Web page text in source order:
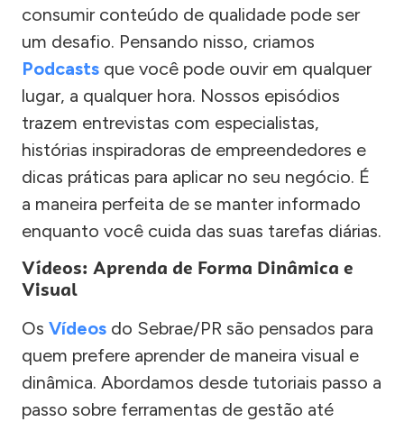
consumir conteúdo de qualidade pode ser
um desafio. Pensando nisso, criamos
Podcasts que você pode ouvir em qualquer
lugar, a qualquer hora. Nossos episódios
trazem entrevistas com especialistas,
histórias inspiradoras de empreendedores e
dicas práticas para aplicar no seu negócio. É
a maneira perfeita de se manter informado
enquanto você cuida das suas tarefas diárias.
Vídeos: Aprenda de Forma Dinâmica e
Visual
Os Vídeos do Sebrae/PR são pensados para
quem prefere aprender de maneira visual e
dinâmica. Abordamos desde tutoriais passo a
passo sobre ferramentas de gestão até